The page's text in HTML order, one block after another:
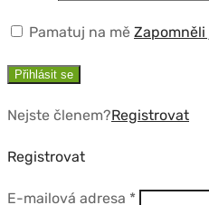
Pamatuj na mě Zapomněli
Přihlásit se
Nejste členem?Registrovat
Registrovat
E-mailová adresa *Povinné